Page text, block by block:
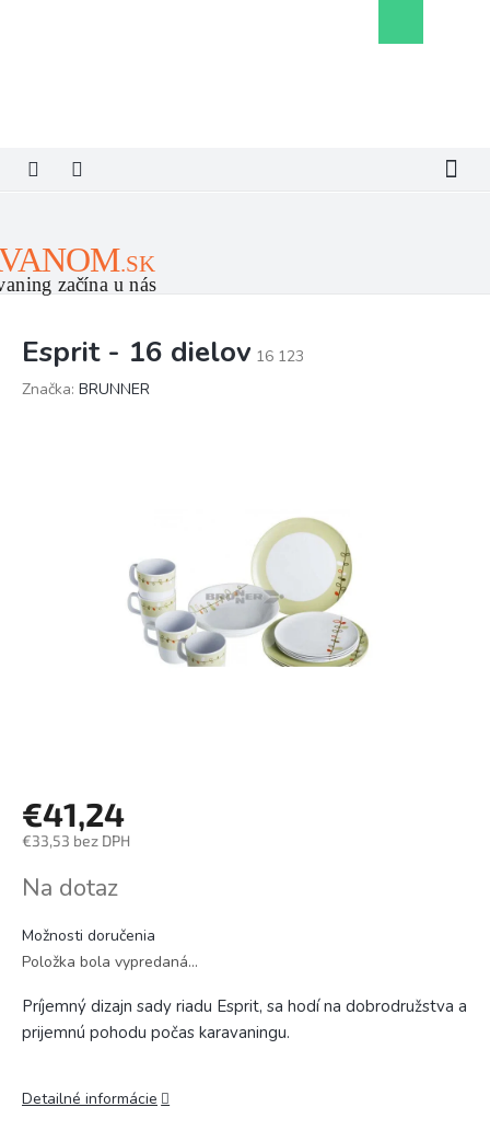
košík
Esprit - 16 dielov 16 123
Značka: BRUNNER
€41,24
€33,53 bez DPH
cena:
Na dotaz
Možnosti doručenia
Položka bola vypredaná…
Príjemný dizajn sady riadu Esprit, sa hodí na dobrodružstva a
prijemnú pohodu počas karavaningu.
Detailné informácie